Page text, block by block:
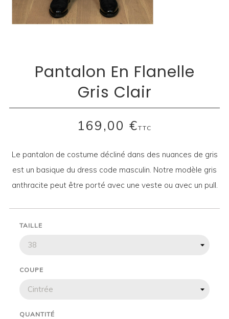
Pantalon En Flanelle
Gris Clair
169,00 €TTC
Le pantalon de costume décliné dans des nuances de gris
est un basique du dress code masculin. Notre modèle gris
anthracite peut être porté avec une veste ou avec un pull.
TAILLE
COUPE
QUANTITÉ